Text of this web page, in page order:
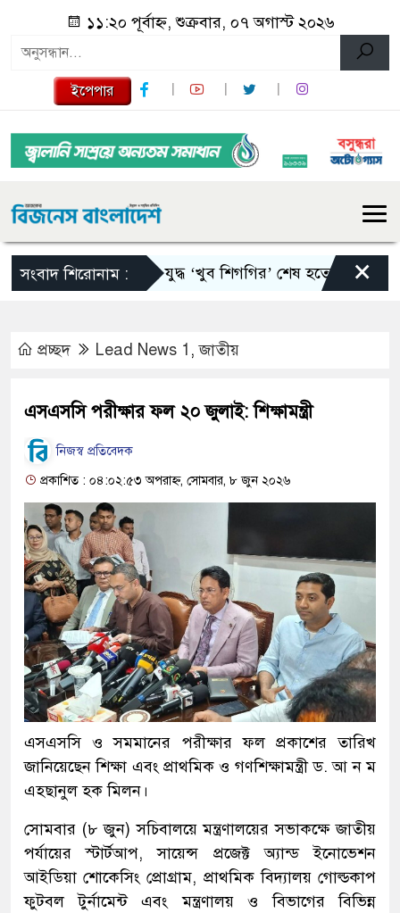
১১:২০ পূর্বাহ্ন, শুক্রবার, ০৭ অগাস্ট ২০২৬
ইপেপার
সংবাদ শিরোনাম :ইরান যুদ্ধ ‘খুব শিগগির’ শেষ হতে পারে: ট্রাম্প
×
প্রচ্ছদ Lead News 1 ,জাতীয়
এসএসসি পরীক্ষার ফল ২০ জুলাই: শিক্ষামন্ত্রী
নিজস্ব প্রতিবেদক
প্রকাশিত : ০৪:০২:৫৩ অপরাহ্ন, সোমবার, ৮ জুন ২০২৬
এসএসসি ও সমমানের পরীক্ষার ফল প্রকাশের তারিখ
জানিয়েছেন শিক্ষা এবং প্রাথমিক ও গণশিক্ষামন্ত্রী ড. আ ন ম
এহছানুল হক মিলন।
সোমবার (৮ জুন) সচিবালয়ে মন্ত্রণালয়ের সভাকক্ষে জাতীয়
পর্যায়ের স্টার্টআপ, সায়েন্স প্রজেক্ট অ্যান্ড ইনোভেশন
আইডিয়া শোকেসিং প্রোগ্রাম, প্রাথমিক বিদ্যালয় গোল্ডকাপ
ফুটবল টুর্নামেন্ট এবং মন্ত্রণালয় ও বিভাগের বিভিন্ন